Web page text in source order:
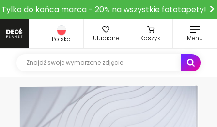
Tylko do końca marca - 20% na wszystkie fototapety!
Polska Ulubione Koszyk Menu